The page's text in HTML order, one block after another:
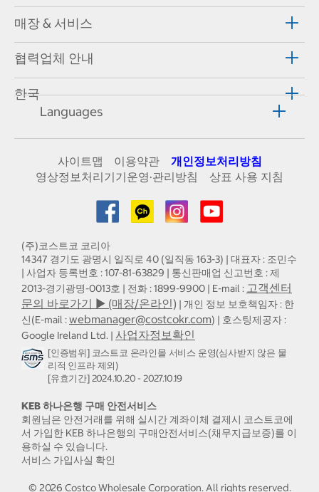
매장 & 서비스
협력업체 안내
한국
Languages
사이트맵 이용약관
개인정보처리방침
영상정보처리기기운영·관리방침
상표 사용 지침
(주)코스트코 코리아
14347 경기도 광명시 일직로 40 (일직동 163-3) | 대표자 : 조민수
| 사업자 등록번호 : 107-81-63829 | 통신판매업 신고번호 : 제
2013-경기광명-0013호 | 전화 : 1899-9900 | E-mail : 고객센터
문의 바로가기 ▶ (매장/온라인) | 개인 정보 보호책임자 : 한
신(E-mail :webmanager@costcokr.com) | 호스팅제공자 :
Google Ireland Ltd. | 사업자정보확인
[인증범위] 코스트코 온라인몰 서비스 운영(심사받지 않은 물
리적 인프라 제외)
[유효기간] 2024.10.20 - 2027.10.19
KEB 하나은행 구매 안전서비스
회원님은 안전거래를 위해 실시간 계좌이체 결제시 코스트코에
서 가입한 KEB 하나은행의 구매안전서비스(채무지급보증)를 이
용하실 수 있습니다.
서비스 가입사실 확인
© 2026 Costco Wholesale Corporation.All rights reserved.